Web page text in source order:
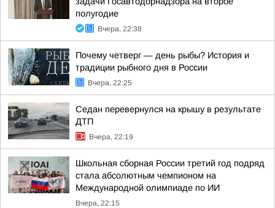
полугодие
Вчера, 22:38
Почему четверг — день рыбы? История и
традиции рыбного дня в России
Вчера, 22:25
Седан перевернулся на крышу в результате
ДТП
Вчера, 22:19
Школьная сборная России третий год подряд
стала абсолютным чемпионом на
Международной олимпиаде по ИИ
Вчера, 22:15